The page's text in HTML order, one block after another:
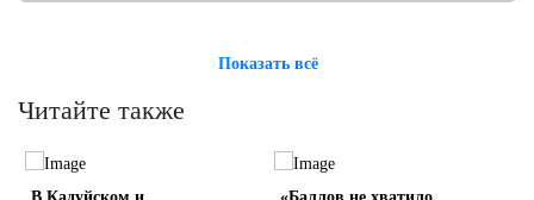
Показать всё
Читайте также